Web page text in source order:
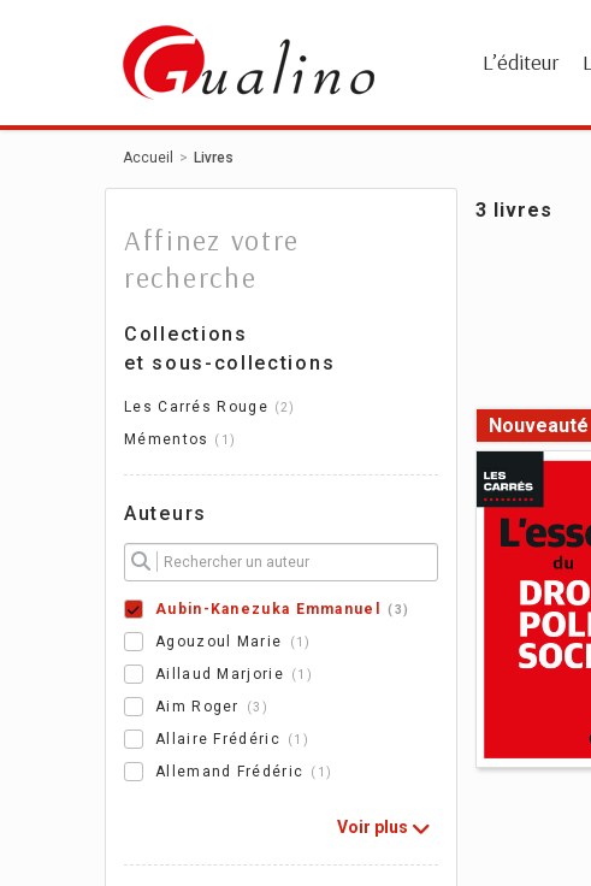
L’éditeur
Accueil Livres
Affinez votre
recherche
Collections
et sous-collections
Les Carrés Rouge 2
Mémentos 1
Auteurs
Aubin-Kanezuka Emmanuel 3
Agouzoul Marie 1
Aillaud Marjorie 1
Aim Roger 3
Allaire Frédéric 1
Allemand Frédéric 1
Voir plus
3 livres
Nouveauté